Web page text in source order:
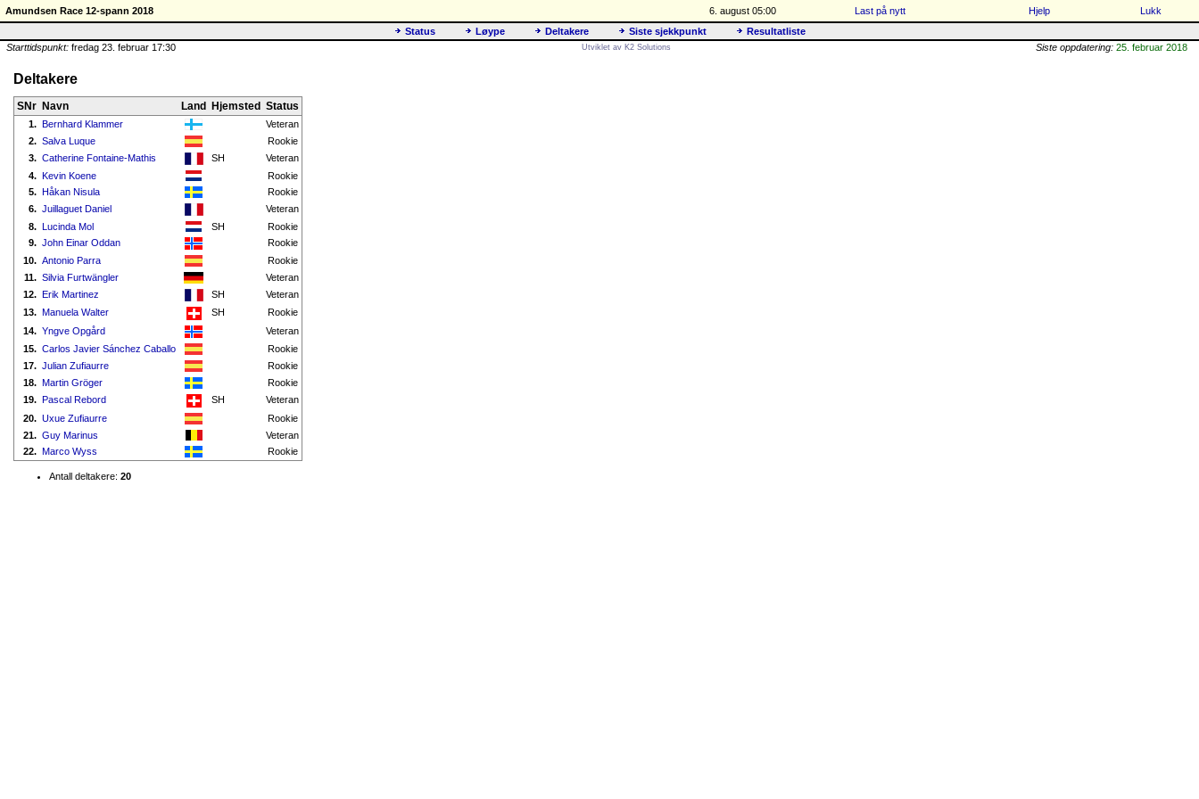
Amundsen Race 12-spann 2018 6. august 05:00 Last på nytt Hjelp
Lukk
Status
Løype Deltakere Siste sjekkpunkt
Resultatliste
Starttidspunkt: fredag 23. februar 17:30 Utviklet av K2 Solutions Siste oppdatering: 25. februar 2018
Deltakere
SNr Navn Land Hjemsted Status
1. Bernhard Klammer
Veteran
2. Salva Luque
Rookie
3. Catherine Fontaine-Mathis SH
Veteran
4. Kevin Koene
Rookie
5. Håkan Nisula
Rookie
6. Juillaguet Daniel
Veteran
8. Lucinda Mol SH
Rookie
9. John Einar Oddan
Rookie
10. Antonio Parra
Rookie
11. Silvia Furtwängler
Veteran
12. Erik Martinez SH
Veteran
13. Manuela Walter SH
Rookie
14. Yngve Opgård
Veteran
15. Carlos Javier Sánchez Caballo
Rookie
17. Julian Zufiaurre
Rookie
18. Martin Gröger
Rookie
19. Pascal Rebord SH
Veteran
20. Uxue Zufiaurre
Rookie
21. Guy Marinus
Veteran
22. Marco Wyss Rookie
Antall deltakere: 20